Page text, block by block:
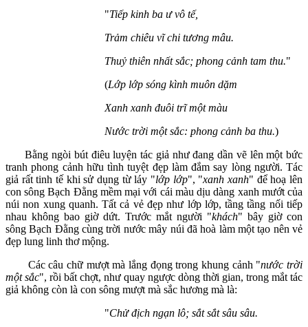
"Tiếp kinh ba ư vô tế,
Trảm chiêu vĩ chi tương mâu.
Thuỷ thiên nhất sắc; phong cảnh tam thu."
(Lớp lớp sóng kình muôn dặm
Xanh xanh đuôi trĩ một màu
Nước trời một sắc: phong cảnh ba thu.)
Bằng ngòi bút điêu luyện tác giả như đang dần vẽ lên một bức
tranh phong cảnh hữu tình tuyệt đẹp làm đắm say lòng người. Tác
giả rất tinh tế khi sử dụng từ láy "lớp lớp", "xanh xanh" để hoạ lên
con sông Bạch Đằng mềm mại với cái màu dịu dàng xanh mướt của
núi non xung quanh. Tất cả vẻ đẹp như lớp lớp, tầng tầng nối tiếp
nhau không bao giờ dứt. Trước mắt người "khách" bây giờ con
sông Bạch Đằng cùng trời nước mây núi đã hoà làm một tạo nên vẻ
đẹp lung linh thơ mộng.
Các câu chữ mượt mà lắng đọng trong khung cảnh "nước trời
một sắc", rồi bất chợt, như quay ngược dòng thời gian, trong mắt tác
giả không còn là con sông mượt mà sắc hương mà là:
"Chử địch ngạn lô; sắt sắt sâu sâu.